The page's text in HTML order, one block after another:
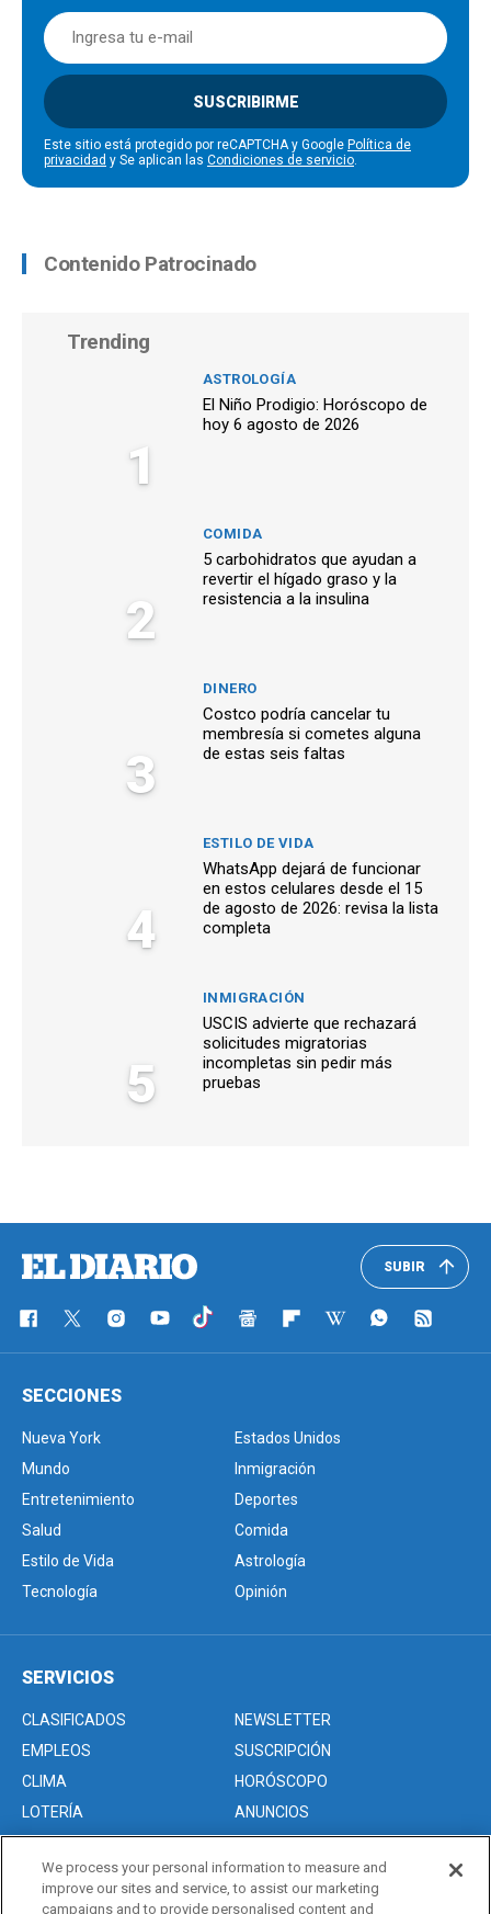
SUSCRIBIRME
Este sitio está protegido por reCAPTCHA y Google Política de
privacidad y Se aplican las Condiciones de servicio.
Contenido Patrocinado
Trending
1
ASTROLOGÍA
El Niño Prodigio: Horóscopo de
hoy 6 agosto de 2026
2
COMIDA
5 carbohidratos que ayudan a
revertir el hígado graso y la
resistencia a la insulina
3
DINERO
Costco podría cancelar tu
membresía si cometes alguna
de estas seis faltas
4
ESTILO DE VIDA
WhatsApp dejará de funcionar
en estos celulares desde el 15
de agosto de 2026: revisa la lista
completa
5
INMIGRACIÓN
USCIS advierte que rechazará
solicitudes migratorias
incompletas sin pedir más
pruebas
SUBIR
SECCIONES
Nueva York
Estados Unidos
Mundo
Inmigración
Entretenimiento
Deportes
Salud
Comida
Estilo de Vida
Astrología
Tecnología
Opinión
SERVICIOS
CLASIFICADOS
NEWSLETTER
EMPLEOS
SUSCRIPCIÓN
CLIMA
HORÓSCOPO
LOTERÍA
ANUNCIOS
Acerca de nosotros
We process your personal information to measure and
improve our sites and service, to assist our marketing
campaigns and to provide personalised content and